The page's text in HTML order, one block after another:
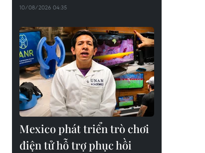
10/08/2026 04:35
Mexico phát triển trò chơi
điện tử hỗ trợ phục hồi